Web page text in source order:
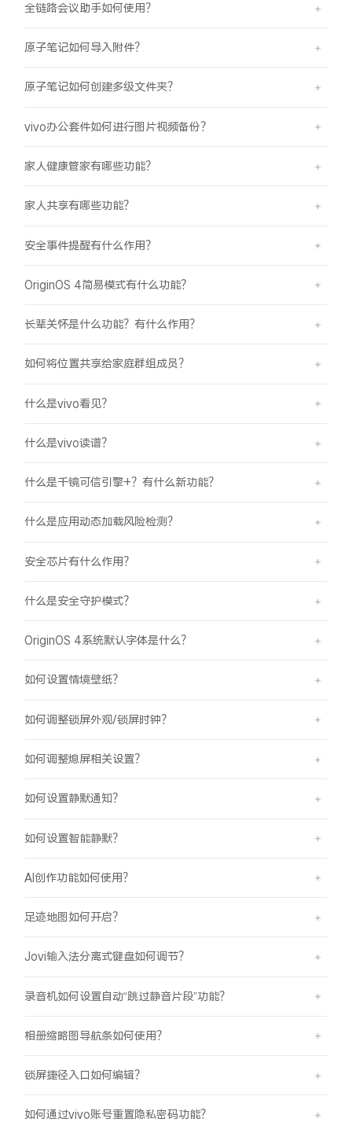
全链路会议助手如何使用？
原子笔记如何导入附件？
原子笔记如何创建多级文件夹？
vivo办公套件如何进行图片视频备份？
家人健康管家有哪些功能？
家人共享有哪些功能？
安全事件提醒有什么作用？
OriginOS 4简易模式有什么功能？
长辈关怀是什么功能？有什么作用？
如何将位置共享给家庭群组成员？
什么是vivo看见？
什么是vivo读谱？
什么是千镜可信引擎+？有什么新功能？
什么是应用动态加载风险检测？
安全芯片有什么作用？
什么是安全守护模式？
OriginOS 4系统默认字体是什么？
如何设置情境壁纸？
如何调整锁屏外观/锁屏时钟？
如何调整熄屏相关设置？
如何设置静默通知？
如何设置智能静默？
AI创作功能如何使用？
足迹地图如何开启？
Jovi输入法分离式键盘如何调节？
录音机如何设置自动“跳过静音片段”功能？
相册缩略图导航条如何使用？
锁屏捷径入口如何编辑？
如何通过vivo账号重置隐私密码功能？